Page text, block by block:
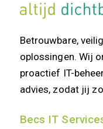
Betrouwbare,
oplossingen. Wij
proactief IT-
advies, zodat jij
Becs IT